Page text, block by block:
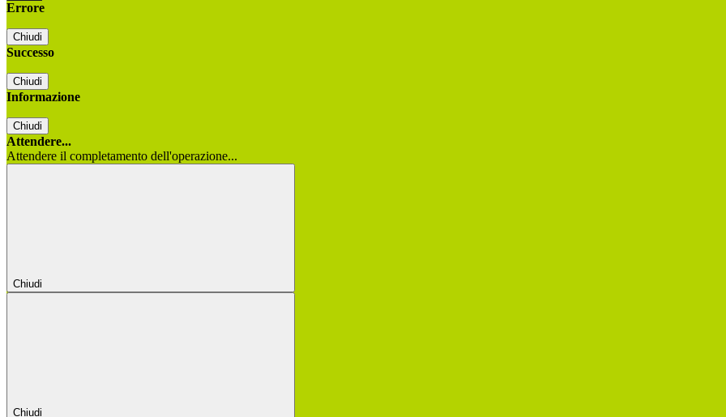
Errore
Chiudi
Successo
Chiudi
Informazione
Chiudi
Attendere...
Attendere il completamento dell'operazione...
Chiudi
Chiudi